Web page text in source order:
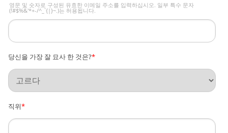
영문 및 숫자로 구성된 유효한 이메일 주소를 입력하십시오. 일부 특수 문자
(!#$%&'*+-/^_`{|}~.)는 허용됩니다.
당신을 가장 잘 묘사 한 것은?*
직위*